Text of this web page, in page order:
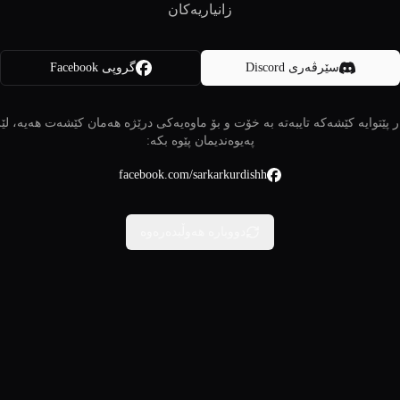
زانیاریەکان
سێرڤەری Discord گروپی Facebook
پێتوایە کێشەکە تایبەتە بە خۆت و بۆ ماوەیەکی درێژە هەمان کێشەت هەیە،
پەیوەندیمان پێوە بکە:
facebook.com/sarkarkurdishh